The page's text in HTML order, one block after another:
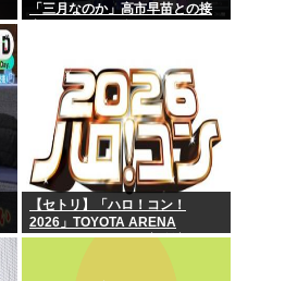
「三月なのか」高市早苗との接
【セトリ】「ハロ！コン！
2026」TOYOTA ARENA
TOKYO 8月8日昼・夜公演セッ